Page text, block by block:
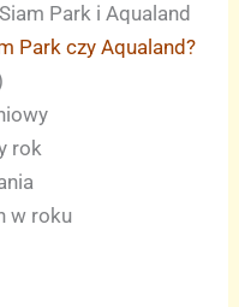
Park i Aqualand
Park czy Aqualand?
rok
w roku